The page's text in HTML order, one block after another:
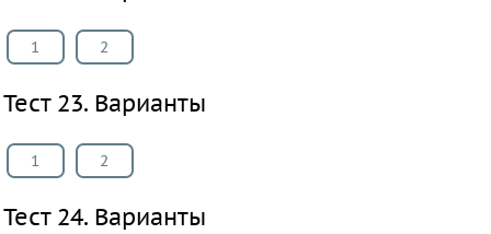
1 2
Тест 23. Варианты
1 2
Тест 24. Варианты